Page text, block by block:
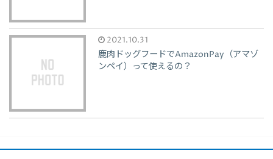
2021.10.31
鹿肉ドッグフードでAmazonPay（アマゾ
ンペイ）って使えるの？